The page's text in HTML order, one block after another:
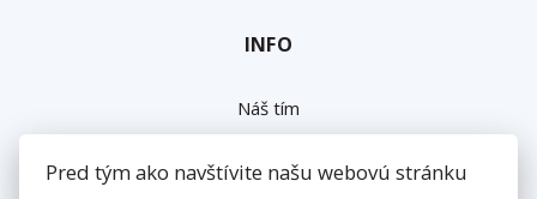
INFO
Náš tím
Napíšte nám
Pred tým ako navštívite našu webovú stránku